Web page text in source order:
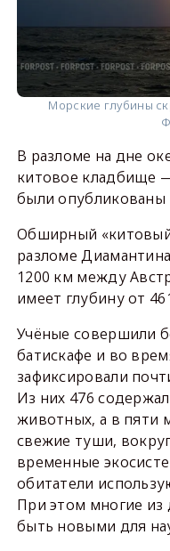
Морские глубины
В разломе на дне
китовое кладбище
были опубликованы
Обширный
разломе
1200 км между
имеет глубину от
Учёные совершили
батискафе и во
зафиксировали
Из них 476
животных, а в пяти
свежие туши,
временные
обитатели
При этом многие из
быть новыми для